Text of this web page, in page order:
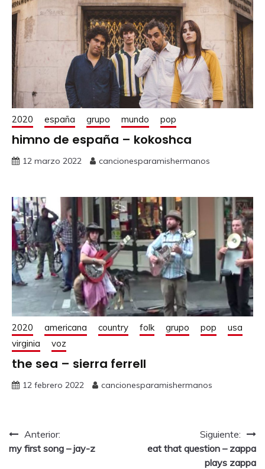
2020 españa grupo mundo pop
himno de españa – kokoshca
12 marzo 2022 cancionesparamishermanos
2020 americana country folk grupo pop
usa
virginia
voz
the sea – sierra ferrell
12 febrero 2022 cancionesparamishermanos
Anterior:
my first song – jay-z
Siguiente:
eat that question – zappa
plays zappa